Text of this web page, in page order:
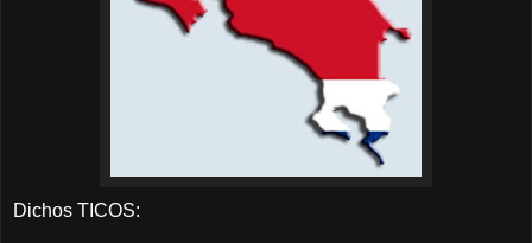
Dichos TICOS: